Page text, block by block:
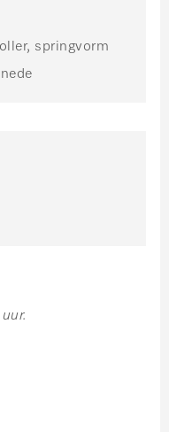
springvorm